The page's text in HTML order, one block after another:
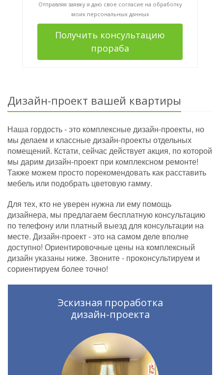
Отправляя заявку я даю свое согласие на обработку
моих персональных данных
Получить консультацию
прораба
Дизайн-проект вашей квартиры
Наша гордость - это комплексные дизайн-проекты, но
мы делаем и классные дизайн-проекты отдельных
помещений. Кстати, сейчас действует акция, по которой
мы дарим дизайн-проект при комплексном ремонте!
Также можем просто порекомендовать как расставить
мебель или подобрать цветовую гамму.
Для тех, кто не уверен нужна ли ему помощь
дизайнера, мы предлагаем бесплатную консультацию
по телефону или платный выезд для консультации на
месте. Дизайн-проект - это на самом деле вполне
доступно! Ориентировочные цены на комплексный
дизайн указаны ниже. Звоните - проконсультируем и
сориентируем более точно!
Эскизная проработка
дизайн-проекта